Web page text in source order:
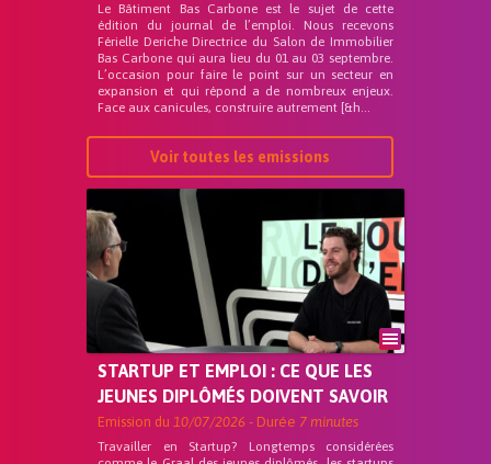
Le Bâtiment Bas Carbone est le sujet de cette
édition du journal de l’emploi. Nous recevons
Férielle Deriche Directrice du Salon de Immobilier
Bas Carbone qui aura lieu du 01 au 03 septembre.
L’occasion pour faire le point sur un secteur en
expansion et qui répond a de nombreux enjeux.
Face aux canicules, construire autrement [&h...
Voir toutes les emissions
STARTUP ET EMPLOI : CE QUE LES
JEUNES DIPLÔMÉS DOIVENT SAVOIR
Emission du 10/07/2026 - Durée 7 minutes
Travailler en Startup? Longtemps considérées